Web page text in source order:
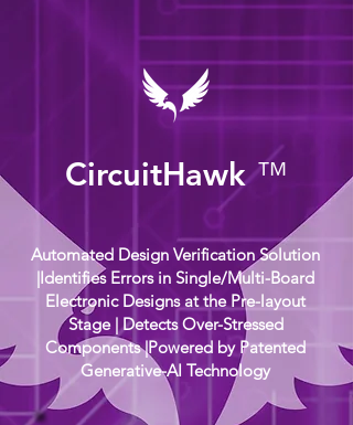
CircuitHawk™
Automated Design Verification Solution
|Identifies Errors in Single/Multi-Board
Electronic Designs at the Pre-layout
Stage | Detects Over-Stressed
Components |Powered by Patented
Generative-AI Technology